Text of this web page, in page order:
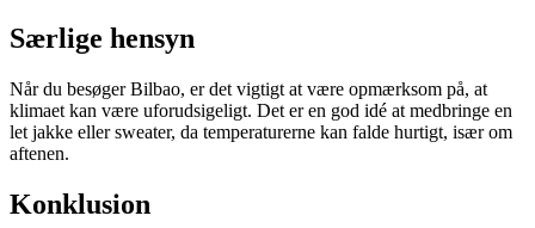
Særlige hensyn
Når du besøger Bilbao, er det vigtigt at være opmærksom på, at
klimaet kan være uforudsigeligt. Det er en god idé at medbringe en
let jakke eller sweater, da temperaturerne kan falde hurtigt, især om
aftenen.
Konklusion